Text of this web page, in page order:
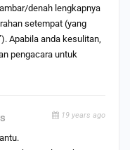
denah lengkapnya
setempat (yang
Apabila anda kesulitan,
pengacara untuk
19 years ago